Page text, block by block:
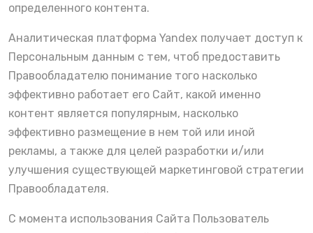
определенного контента.
Аналитическая платформа Yandex получает доступ к
Персональным данным с тем, чтоб предоставить
Правообладателю понимание того насколько
эффективно работает его Сайт, какой именно
контент является популярным, насколько
эффективно размещение в нем той или иной
рекламы, а также для целей разработки и/или
улучшения существующей маркетинговой стратегии
Правообладателя.
С момента использования Сайта Пользователь